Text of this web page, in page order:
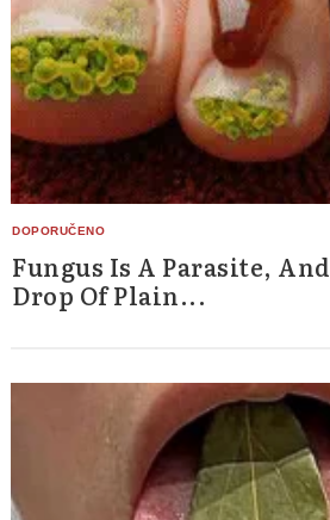
Fungus Is A Parasite,
Drop Of Plain...